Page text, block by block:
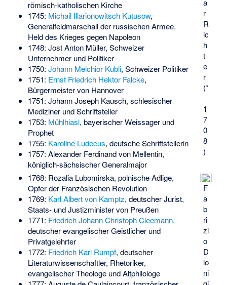
a
r
R
ic
h
t
e
r
(*
1
7
0
8
)
F
a
b
ri
zi
o
D
io
ni
römisch-katholischen Kirche
1745: Michail Illarionowitsch Kutusow,
Generalfeldmarschall der russischen Armee,
Held des Krieges gegen Napoleon
1748: Jost Anton Müller, Schweizer
Unternehmer und Politiker
1750: Johann Melchior Kubli, Schweizer Politiker
1751: Ernst Friedrich Hektor Falcke,
Bürgermeister von Hannover
1751: Johann Joseph Kausch, schlesischer
Mediziner und Schriftsteller
1753: Mühlhiasl, bayerischer Weissager und
Prophet
1755: Karoline Ludecus, deutsche Schriftstellerin
1757: Alexander Ferdinand von Mellentin,
königlich-sächsischer Generalmajor
1768: Rozalia Lubomirska, polnische Adlige,
Opfer der Französischen Revolution
1769: Karl Albert von Kamptz, deutscher Jurist,
Staats- und Justizminister von Preußen
1771: Friedrich Johann Christoph Cleemann,
deutscher evangelischer Geistlicher und
Privatgelehrter
1772: Friedrich Karl Rumpf, deutscher
Literaturwissenschaftler, Rhetoriker,
evangelischer Theologe und Altphilologe